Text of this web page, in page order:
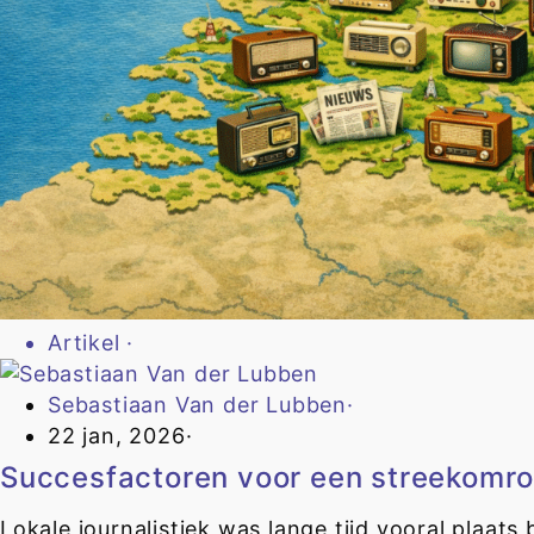
Artikel ·
Sebastiaan Van der Lubben·
22 jan, 2026·
Succesfactoren voor een
Lokale journalistiek was lange tijd vooral